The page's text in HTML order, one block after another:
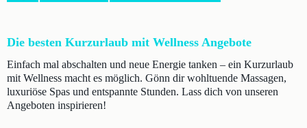
Die besten Kurzurlaub mit Wellness Angebote
Einfach mal abschalten und neue Energie tanken – ein Kurzurlaub
mit Wellness macht es möglich. Gönn dir wohltuende Massagen,
luxuriöse Spas und entspannte Stunden. Lass dich von unseren
Angeboten inspirieren!